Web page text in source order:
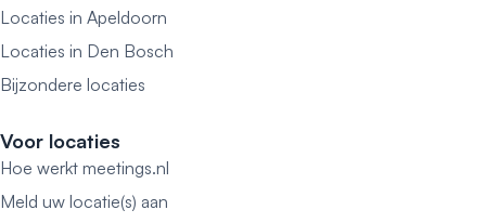
Locaties in Apeldoorn
Locaties in Den Bosch
Bijzondere locaties
Voor locaties
Hoe werkt meetings.nl
Meld uw locatie(s) aan